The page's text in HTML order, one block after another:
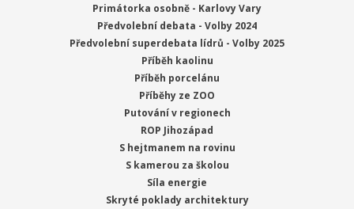
Primátorka osobně - Karlovy Vary
Předvolební debata - Volby 2024
Předvolební superdebata lídrů - Volby 2025
Příběh kaolinu
Příběh porcelánu
Příběhy ze ZOO
Putování v regionech
ROP Jihozápad
S hejtmanem na rovinu
S kamerou za školou
Síla energie
Skryté poklady architektury